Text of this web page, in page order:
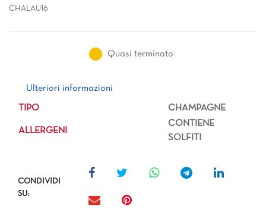
CHALAU16
Quasi terminato
Ulteriori informazioni
Ulteriori informazioni
TIPO CHAMPAGNE
ALLERGENI
CONTIENE
SOLFITI
CONDIVIDI
SU: